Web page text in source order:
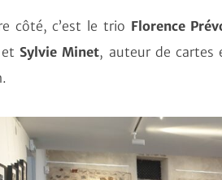
côté, c’est le trio Florence
Sylvie Minet, auteur de cartes